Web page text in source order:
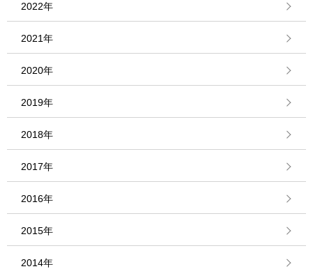
2022年
2021年
2020年
2019年
2018年
2017年
2016年
2015年
2014年